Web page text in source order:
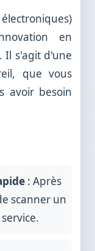
en
Il s'agit d'une
que vous
avoir besoin
: Après
scanner un